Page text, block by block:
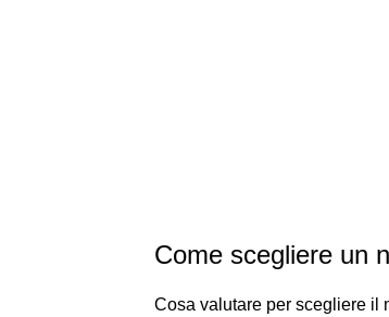
Come scegliere un
Cosa valutare per scegliere il